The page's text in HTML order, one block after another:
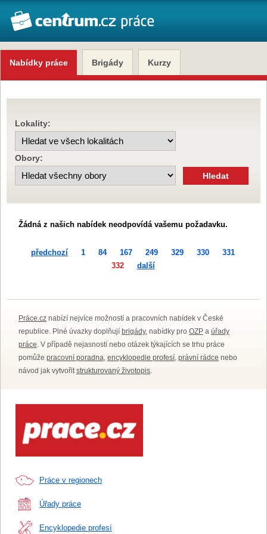
Nabídky práce Brigády Kurzy
Lokality:
Obory:
Žádná z našich nabídek neodpovídá vašemu požadavku.
předchozí 1 84 167 249 329 330
331
332
další
Práce.cz nabízí nejvíce možností a pracovních nabídek v České
republice. Plné úvazky doplňují brigády, nabídky pro OZP a úřady
práce. V případě nejasností nebo otázek týkajících se trhu práce
pomůže pracovní poradna, encyklopedie profesí, právní rádce nebo
návod jak vytvořitstrukturovaný životopis.
Práce v regionech
Úřady práce
Encyklopedie profesí